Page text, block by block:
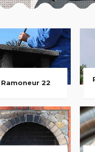
Ramoneur 22